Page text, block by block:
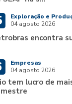
Exploração e
04 agosto 2026
encontra
Empresas
04 agosto 2026
tem lucro de